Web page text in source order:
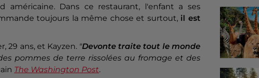
américaine. Dans ce restaurant, l'enfant a ses
toujours la même chose et surtout, il est
29 ans, et Kayzen. "Devonte traite tout le monde
pommes de terre rissolées au fromage et des
The Washington Post.